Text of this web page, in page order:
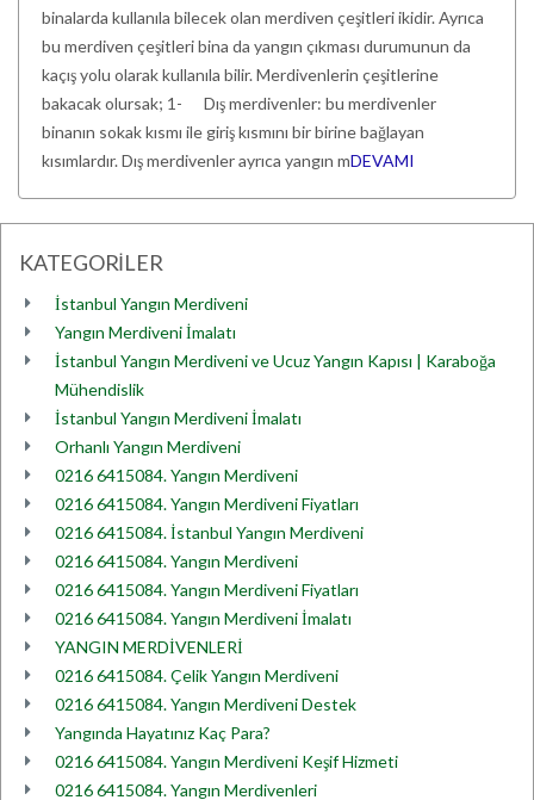
binalarda kullanıla bilecek olan merdiven çeşitleri ikidir. Ayrıca
bu merdiven çeşitleri bina da yangın çıkması durumunun da
kaçış yolu olarak kullanıla bilir. Merdivenlerin çeşitlerine
bakacak olursak; 1- Dış merdivenler: bu merdivenler
binanın sokak kısmı ile giriş kısmını bir birine bağlayan
kısımlardır. Dış merdivenler ayrıca yangın mDEVAMI
KATEGORİLER
İstanbul Yangın Merdiveni
Yangın Merdiveni İmalatı
İstanbul Yangın Merdiveni ve Ucuz Yangın Kapısı | Karaboğa
Mühendislik
İstanbul Yangın Merdiveni İmalatı
Orhanlı Yangın Merdiveni
0216 6415084. Yangın Merdiveni
0216 6415084. Yangın Merdiveni Fiyatları
0216 6415084. İstanbul Yangın Merdiveni
0216 6415084. Yangın Merdiveni
0216 6415084. Yangın Merdiveni Fiyatları
0216 6415084. Yangın Merdiveni İmalatı
YANGIN MERDİVENLERİ
0216 6415084. Çelik Yangın Merdiveni
0216 6415084. Yangın Merdiveni Destek
Yangında Hayatınız Kaç Para?
0216 6415084. Yangın Merdiveni Keşif Hizmeti
0216 6415084. Yangın Merdivenleri